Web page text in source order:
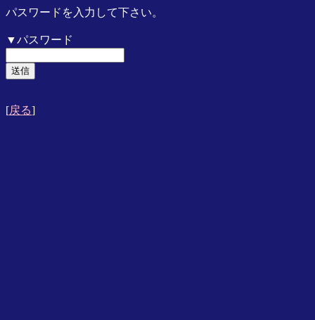
パスワードを入力して下さい。
▼パスワード
[戻る]